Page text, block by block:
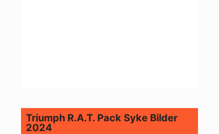
Triumph R.A.T. Pack Syke Bilder
2024